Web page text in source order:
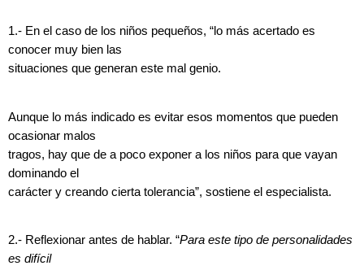
1.- En el caso de los niños pequeños, “lo más acertado es
conocer muy bien las
situaciones que generan este mal genio.
Aunque lo más indicado es evitar esos momentos que pueden
ocasionar malos
tragos, hay que de a poco exponer a los niños para que vayan
dominando el
carácter y creando cierta tolerancia”, sostiene el especialista.
2.- Reflexionar antes de hablar. “Para este tipo de personalidades
es difícil